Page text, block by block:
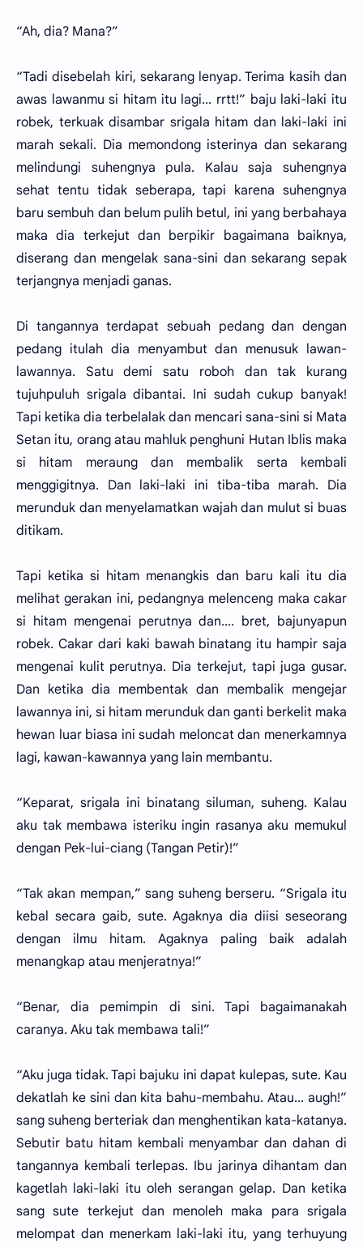
“Ah, dia? Mana?”
“Tadi disebelah kiri, sekarang lenyap. Terima kasih dan
awas lawanmu si hitam itu lagi... rrtt!” baju laki-laki itu
robek, terkuak disambar srigala hitam dan laki-laki ini
marah sekali. Dia memondong isterinya dan sekarang
melindungi suhengnya pula. Kalau saja suhengnya
sehat tentu tidak seberapa, tapi karena suhengnya
baru sembuh dan belum pulih betul, ini yang berbahaya
maka dia terkejut dan berpikir bagaimana baiknya,
diserang dan mengelak sana-sini dan sekarang sepak
terjangnya menjadi ganas.
Di tangannya terdapat sebuah pedang dan dengan
pedang itulah dia menyambut dan menusuk lawan-
lawannya. Satu demi satu roboh dan tak kurang
tujuhpuluh srigala dibantai. Ini sudah cukup banyak!
Tapi ketika dia terbelalak dan mencari sana-sini si Mata
Setan itu, orang atau mahluk penghuni Hutan Iblis maka
si hitam meraung dan membalik serta kembali
menggigitnya. Dan laki-laki ini tiba-tiba marah. Dia
merunduk dan menyelamatkan wajah dan mulut si buas
ditikam.
Tapi ketika si hitam menangkis dan baru kali itu dia
melihat gerakan ini, pedangnya melenceng maka cakar
si hitam mengenai perutnya dan.... bret, bajunyapun
robek. Cakar dari kaki bawah binatang itu hampir saja
mengenai kulit perutnya. Dia terkejut, tapi juga gusar.
Dan ketika dia membentak dan membalik mengejar
lawannya ini, si hitam merunduk dan ganti berkelit maka
hewan luar biasa ini sudah meloncat dan menerkamnya
lagi, kawan-kawannya yang lain membantu.
“Keparat, srigala ini binatang siluman, suheng. Kalau
aku tak membawa isteriku ingin rasanya aku memukul
dengan Pek-lui-ciang (Tangan Petir)!”
“Tak akan mempan,” sang suheng berseru. “Srigala itu
kebal secara gaib, sute. Agaknya dia diisi seseorang
dengan ilmu hitam. Agaknya paling baik adalah
menangkap atau menjeratnya!”
“Benar, dia pemimpin di sini. Tapi bagaimanakah
caranya. Aku tak membawa tali!”
“Aku juga tidak. Tapi bajuku ini dapat kulepas, sute. Kau
dekatlah ke sini dan kita bahu-membahu. Atau... augh!”
sang suheng berteriak dan menghentikan kata-katanya.
Sebutir batu hitam kembali menyambar dan dahan di
tangannya kembali terlepas. Ibu jarinya dihantam dan
kagetlah laki-laki itu oleh serangan gelap. Dan ketika
sang sute terkejut dan menoleh maka para srigala
melompat dan menerkam laki-laki itu, yang terhuyung